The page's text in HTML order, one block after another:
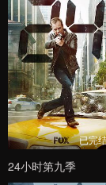
已完
24小时第九季